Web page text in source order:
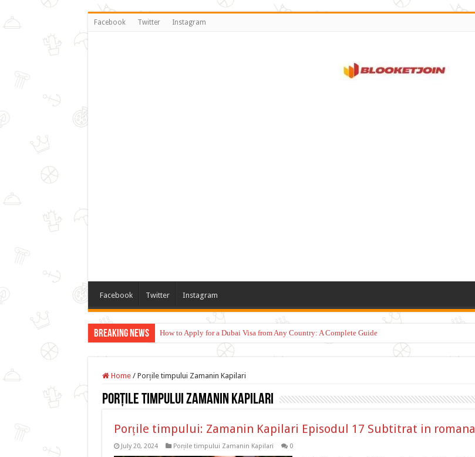
Facebook Twitter Instagram
Facebook Twitter Instagram
Breaking News How to Apply for a Dubai Visa from Any Country: A Complete Guide
Home / Porțile timpului Zamanin Kapilari
Porțile timpului Zamanin Kapilari
Porțile timpului: Zamanin Kapilari Episodul 17 Subtitrat in romana
July 20, 2024 Porțile timpului Zamanin Kapilari 0